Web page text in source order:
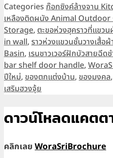
Categories ก๊อกซิงค์ล้างจาน
เหลืองติดผนัง Animal
Storage, ตะขอห่วงฮุคราวที่แข
in wall, ราวห่วงแขวนชั้นวางเสื้
Basin, เรนชาวเวอร์ฝักบัวสายฉี
bar shelf door handle,
ปีใหม่, ของตกแต่งบ้าน, ของมงคล,
เสริมฮวงจุ้ย
ดาวน์โหลดแคตต
คลิกเลยWoraSriBrochure